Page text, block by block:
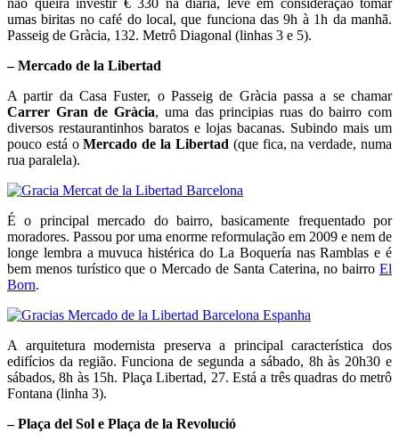
umas biritas no café do local, que funciona das 9h à 1h da manhã.
Passeig de Gràcia, 132. Metrô Diagonal (linhas 3 e 5).
– Mercado de la Libertad
A partir da Casa Fuster, o Passeig de Gràcia passa a se chamar
Carrer Gran de Gràcia, uma das principias ruas do bairro com
diversos restaurantinhos baratos e lojas bacanas. Subindo mais um
pouco está oMercado de la Libertad (que fica, na verdade, numa
rua paralela).
É o principal mercado do bairro, basicamente frequentado por
moradores. Passou por uma enorme reformulação em 2009 e nem de
longe lembra a muvuca histérica do La Boquería nas Ramblas e é
bem menos turístico que o Mercado de Santa Caterina, no bairro El
Born.
A arquitetura modernista preserva a principal característica dos
edifícios da região. Funciona de segunda a sábado, 8h às 20h30 e
sábados, 8h às 15h. Plaça Libertad, 27. Está a três quadras do metrô
Fontana (linha 3).
– Plaça del Sol e Plaça de la Revolució